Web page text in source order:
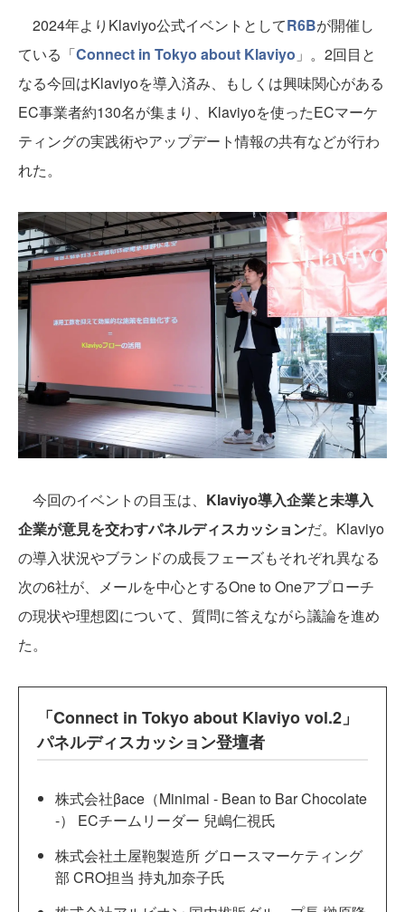
2024年よりKlaviyo公式イベントとしてR6Bが開催し
ている「Connect in Tokyo about Klaviyo 」。2回目と
なる今回はKlaviyoを導入済み、もしくは興味関心がある
EC事業者約130名が集まり、Klaviyoを使ったECマーケ
ティングの実践術やアップデート情報の共有などが行わ
れた。
今回のイベントの目玉は、 Klaviyo導入企業と未導入
企業が意見を交わすパネルディスカッションだ。Klaviyo
の導入状況やブランドの成長フェーズもそれぞれ異なる
次の6社が、メールを中心とするOne to Oneアプローチ
の現状や理想図について、質問に答えながら議論を進め
た。
「Connect in Tokyo about Klaviyo vol.2」
パネルディスカッション登壇者
株式会社βace（Minimal - Bean to Bar Chocolate
-） ECチームリーダー 兒嶋仁視氏
株式会社土屋鞄製造所 グロースマーケティング
部 CRO担当 持丸加奈子氏